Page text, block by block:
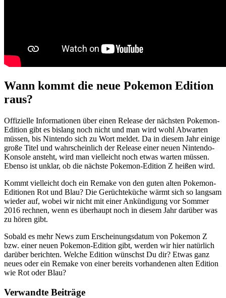
Wann kommt die neue Pokemon Edition
raus?
Offizielle Informationen über einen Release der nächsten Pokemon-
Edition gibt es bislang noch nicht und man wird wohl Abwarten
müssen, bis Nintendo sich zu Wort meldet. Da in diesem Jahr einige
große Titel und wahrscheinlich der Release einer neuen Nintendo-
Konsole ansteht, wird man vielleicht noch etwas warten müssen.
Ebenso ist unklar, ob die nächste Pokemon-Edition Z heißen wird.
Kommt vielleicht doch ein Remake von den guten alten Pokemon-
Editionen Rot und Blau? Die Gerüchteküche wärmt sich so langsam
wieder auf, wobei wir nicht mit einer Ankündigung vor Sommer
2016 rechnen, wenn es überhaupt noch in diesem Jahr darüber was
zu hören gibt.
Sobald es mehr News zum Erscheinungsdatum von Pokemon Z
bzw. einer neuen Pokemon-Edition gibt, werden wir hier natürlich
darüber berichten. Welche Edition wünschst Du dir? Etwas ganz
neues oder ein Remake von einer bereits vorhandenen alten Edition
wie Rot oder Blau?
Verwandte Beiträge